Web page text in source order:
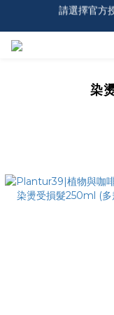
全館$499
請選擇官方
染